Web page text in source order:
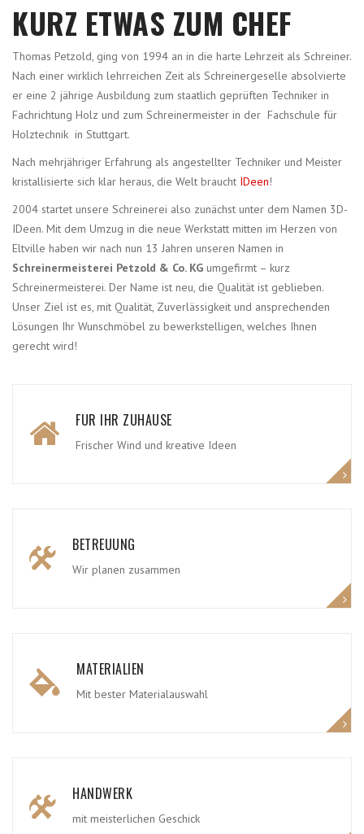
KURZ ETWAS ZUM CHEF
Thomas Petzold, ging von 1994 an in die harte Lehrzeit als Schreiner.
Nach einer wirklich lehrreichen Zeit als Schreinergeselle absolvierte
er eine 2 jährige Ausbildung zum staatlich geprüften Techniker in
Fachrichtung Holz und zum Schreinermeister in der Fachschule für
Holztechnik in Stuttgart.
Nach mehrjähriger Erfahrung als angestellter Techniker und Meister
kristallisierte sich klar heraus, die Welt braucht IDeen!
2004 startet unsere Schreinerei also zunächst unter dem Namen 3D-
IDeen. Mit dem Umzug in die neue Werkstatt mitten im Herzen von
Eltville haben wir nach nun 13 Jahren unseren Namen in
Schreinermeisterei Petzold & Co. KG umgefirmt – kurz
Schreinermeisterei. Der Name ist neu, die Qualität ist geblieben.
Unser Ziel ist es, mit Qualität, Zuverlässigkeit und ansprechenden
Lösungen Ihr Wunschmöbel zu bewerkstelligen, welches Ihnen
gerecht wird!
FÜR IHR ZUHAUSE
Frischer Wind und kreative Ideen
BETREUUNG
Wir planen zusammen
MATERIALIEN
Mit bester Materialauswahl
HANDWERK
mit meisterlichen Geschick